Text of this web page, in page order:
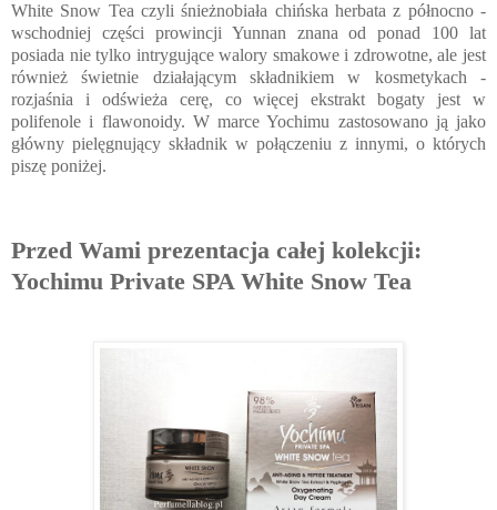
White Snow Tea czyli śnieżnobiała chińska herbata z północno -
wschodniej części prowincji Yunnan znana od ponad 100 lat
posiada nie tylko intrygujące walory smakowe i zdrowotne, ale jest
również świetnie działającym składnikiem w kosmetykach -
rozjaśnia i odświeża cerę, co więcej ekstrakt bogaty jest w
polifenole i flawonoidy. W marce Yochimu zastosowano ją jako
główny pielęgnujący składnik w połączeniu z innymi, o których
piszę poniżej.
Przed Wami prezentacja całej kolekcji:
Yochimu Private SPA White Snow Tea